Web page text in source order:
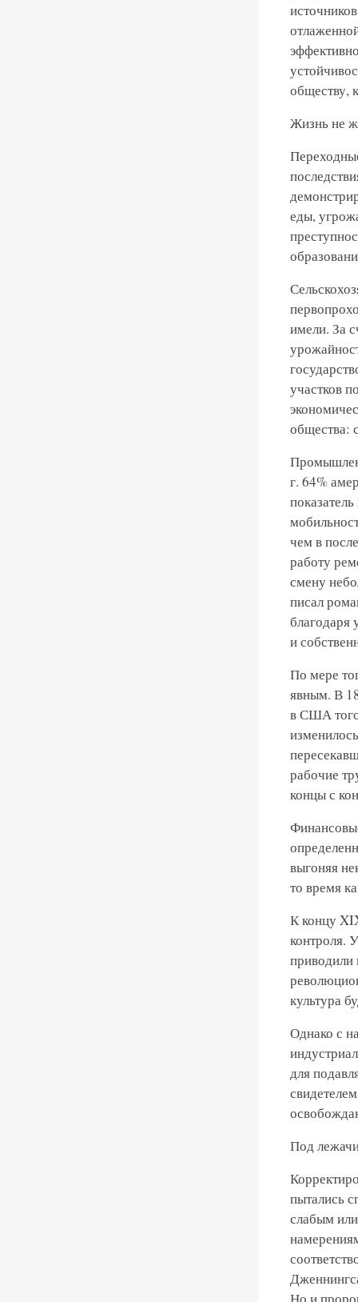
обществу,
Жизнь не
еды,
имели. За
участков
общества:
г. 64%
чем в
работу
смену
писал
благодаря
и
По мере
явным. В
в США
рабочие
концы с
выгоняя
то время
К концу
контроля.
приводили
культура
Однако с
для
Под
пытались
слабым